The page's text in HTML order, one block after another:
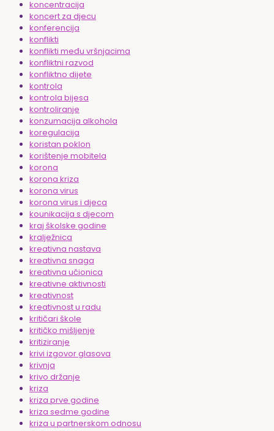
koncentracija
koncert za djecu
konferencija
konflikti
konflikti među vršnjacima
konfliktni razvod
konfliktno dijete
kontrola
kontrola bijesa
kontroliranje
konzumacija alkohola
koregulacija
koristan poklon
korištenje mobitela
korona
korona kriza
korona virus
korona virus i djeca
kounikacija s djecom
kraj školske godine
kralježnica
kreativna nastava
kreativna snaga
kreativna učionica
kreativne aktivnosti
kreativnost
kreativnost u radu
kritičari škole
kritičko mišljenje
kritiziranje
krivi izgovor glasova
krivnja
krivo držanje
kriza
kriza prve godine
kriza sedme godine
kriza u partnerskom odnosu